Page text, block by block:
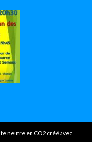
neutre en CO2 créé avec